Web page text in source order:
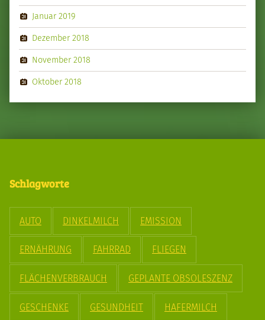
Januar 2019
Dezember 2018
November 2018
Oktober 2018
Schlagworte
AUTO DINKELMILCH EMISSION
ERNÄHRUNG FAHRRAD FLIEGEN
FLÄCHENVERBRAUCH GEPLANTE OBSOLESZENZ
GESCHENKE GESUNDHEIT HAFERMILCH